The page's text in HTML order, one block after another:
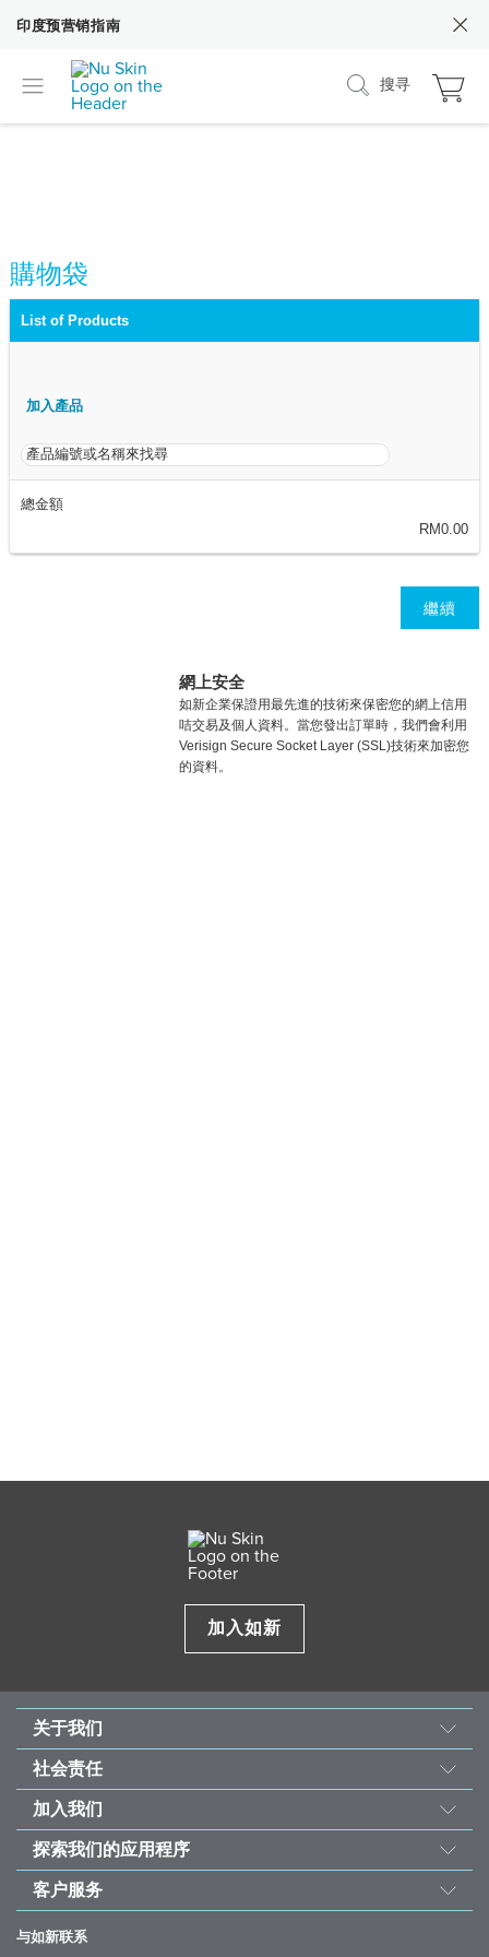
印度预营销指南
搜寻
加入如新
关于我们
我们的故事
使命与愿景
经营团队
资料来源
投资者
如新欢庆40周年
社会责任
善的力量
东南亚儿童心脏基金会
永续发展计划
受饥儿滋养计划
加入我们
机会
荣誉榜
探索我们的应用程序
如新Vera®护肤咨询
如新Stela和如新Connect
ageLOC® TRME®
客户服务
帮助
与如新联系